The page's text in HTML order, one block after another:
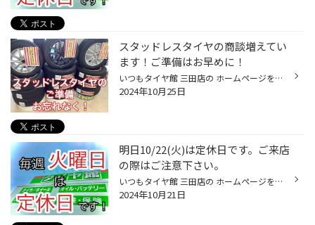
スタッドレスタイヤの商談増えてい
ます！ご準備はお早めに！
いつもタイヤ館 三田店の ホームページをご覧いただき 誠にありがとうございます！ 10月も後半に入り スタッドレスタイヤを含めた商談が多くなってきました！ 今年、新車を購入されたお客様は 新車用にホイールセットでご成約いただいております！ シーズン前にご準備お忘れなく！ スタッドレスタイ...
2024年10月25日
明日10/22(火)は定休日です。ご来店
の際はご注意下さい。
いつもタイヤ館 三田店の ホームページをご覧頂きありがとうございます！ 10/22(火)は 定休日となっておりますので ご注意下さい！ 10/23(水)は 朝10時30分より 営業致しますので 是非お気軽にお越しください！ webメールでも タイヤの簡易お見積もりを実施中です！ コチラも是非ご活用下さい！ ↓↓↓...
2024年10月21日